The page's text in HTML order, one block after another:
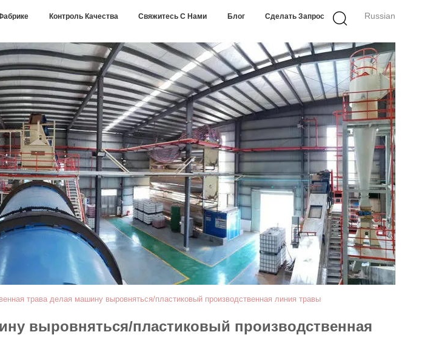
Russian
Контроль Качества Свяжитесь С Нами Блог Сделать Запрос
трава делая машину выровняться/пластиковый производственная линия травы
выровняться/пластиковый производственная